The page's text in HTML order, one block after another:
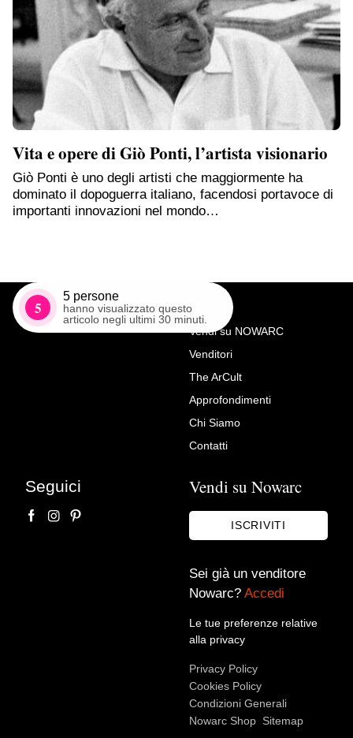
Vita e opere di Giò Ponti, l’artista visionario
Giò Ponti è uno degli artisti che maggiormente ha
dominato il dopoguerra italiano, facendosi portavoce di
importanti innovazioni nel mondo…
5
5 persone
hanno visualizzato questo
articolo negli ultimi 30 minuti.
Richiedi Maggiori Info su
Lampada da soffitto Vintage
Plafoniera A Piramide Anni 70
In Vetro E Metallo
Voglio rimanere aggiornato sulle ultime novità.
Vendi su NOWARC
Venditori
The ArCult
Approfondimenti
Chi Siamo
Contatti
Seguici Vendi su Nowarc
ISCRIVITI
Sei già un venditore
Nowarc? Accedi
Le tue preferenze relative
alla privacy
Privacy Policy
Cookies Policy
Condizioni Generali
Nowarc Shop Sitemap